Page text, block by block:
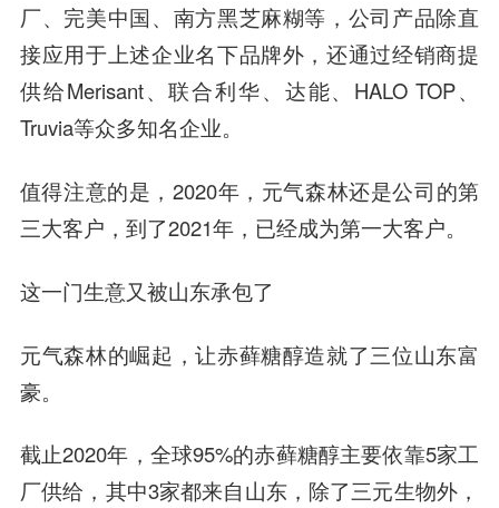
厂、完美中国、南方黑芝麻糊等，公司产品除直
接应用于上述企业名下品牌外，还通过经销商提
供给Merisant、联合利华、达能、HALO TOP、
Truvia等众多知名企业。
值得注意的是，2020年，元气森林还是公司的第
三大客户，到了2021年，已经成为第一大客户。
这一门生意又被山东承包了
元气森林的崛起，让赤藓糖醇造就了三位山东富
豪。
截止2020年，全球95%的赤藓糖醇主要依靠5家工
厂供给，其中3家都来自山东，除了三元生物外，